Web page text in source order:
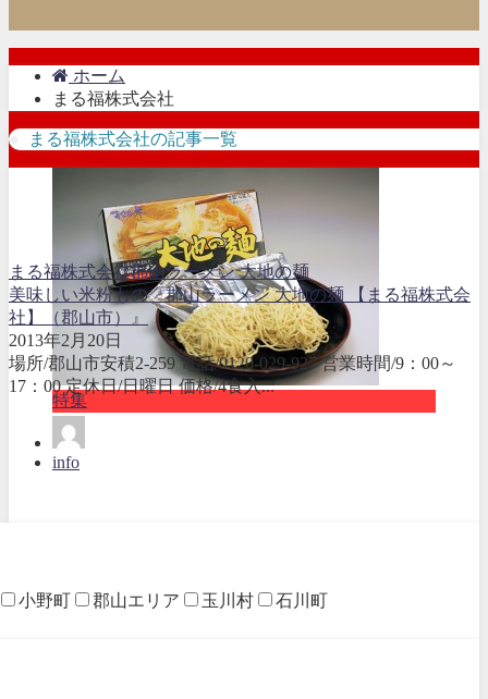
ホーム
まる福株式会社
まる福株式会社の記事一覧
特集
まる福株式会社郡山ラーメン 大地の麺
美味しい米粉もの『郡山ラーメン 大地の麺 【まる福株式会
社】（郡山市）』
2013年2月20日
場所/郡山市安積2-259 電話/0120-029-927 営業時間/9：00～
17：00 定休日/日曜日 価格/4食入...
info
小野町 郡山エリア 玉川村 石川町